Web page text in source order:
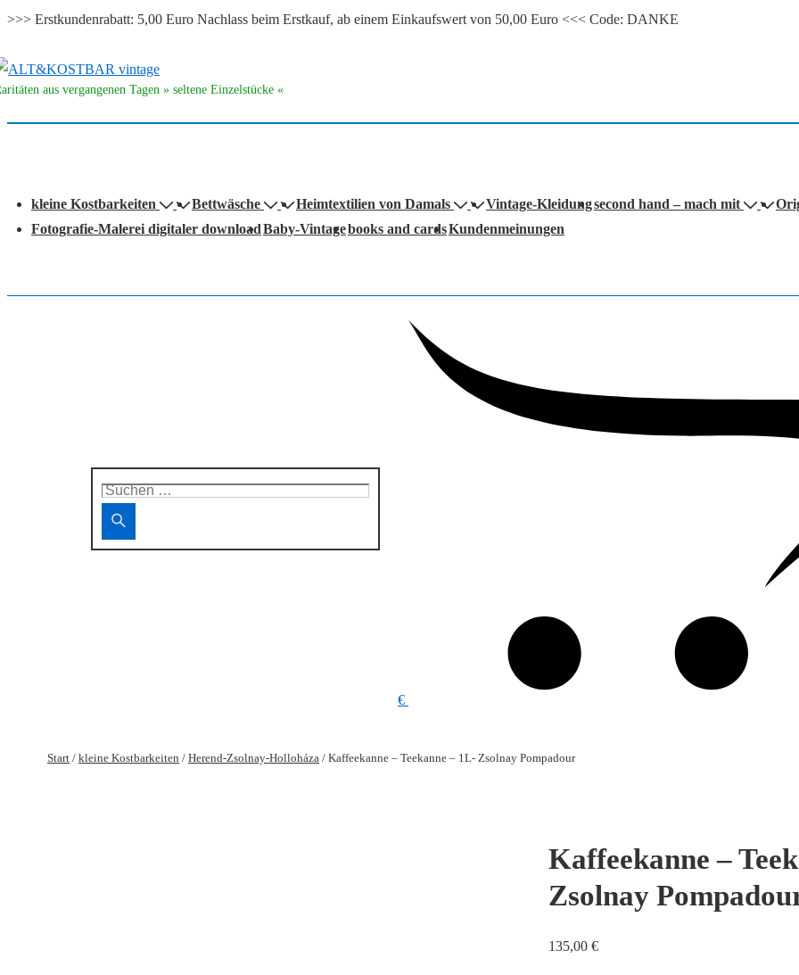
>>> Erstkundenrabatt: 5,00 Euro Nachlass beim Erstkauf, ab einem Einkaufswert von 50,00 Euro <<< Code: DANKE
Zum
Inhalt aus vergangenen Tagen » seltene Einzelstücke «
kleine Kostbarkeiten
Bettwäsche Heimtextilien von Damals Vintage-Kleidungsecond hand – mach mit
Fotografie-Malerei digitaler downloadBaby-Vintagebooks and cardsKundenmeinungen
nach:
€
Start / kleine Kostbarkeiten / Herend-Zsolnay-Holloháza / Kaffeekanne – Teekanne – 1L- Zsolnay Pompadour
Kaffeekanne –
Zsolnay
135,00 €